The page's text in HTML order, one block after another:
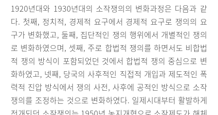
1920년대와 1930년대의 소작쟁의의 변화과정은 다음과 같
다. 첫째, 정치적, 경제적 요구에서 경제적 요구로 쟁의의 요
구가 변화했고, 둘째, 집단적인 쟁의 행위에서 개별적인 쟁의
로 변화하였으며, 셋째, 주로 합법적 쟁의를 하면서도 비합법
적 쟁의 방식이 포함되었던 것에서 합법적 쟁의 중심으로 변
화하였고, 넷째, 당국의 사후적인 직접적 개입과 제도적인 폭
력적 진압 방식에서 쟁의 사전, 사후에 공적인 방식으로 소작
쟁의를 조정하는 것으로 변화하였다. 일제시대부터 활발하게